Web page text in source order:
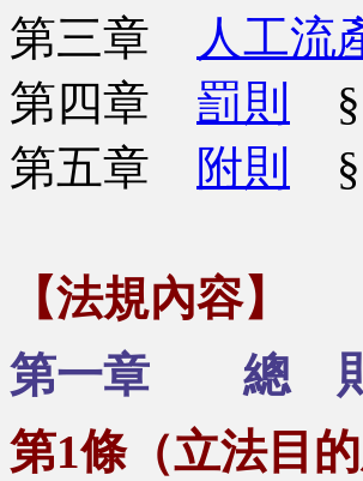
第三章
人工流
第四章 罰則
第五章
附則
【法規內容】
第一章 總
第1條（立法目